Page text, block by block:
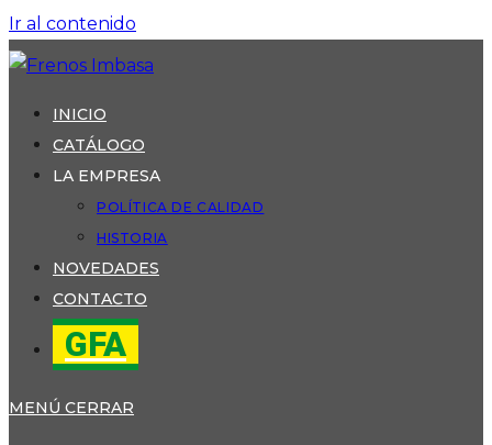
Ir al contenido
INICIO
CATÁLOGO
LA EMPRESA
POLÍTICA DE CALIDAD
HISTORIA
NOVEDADES
CONTACTO
GFA
MENÚ CERRAR